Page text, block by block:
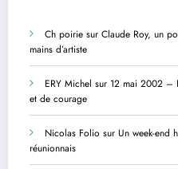
Ch poirie sur Claude Roy, un
mains d’artiste
ERY Michel sur 12 mai 2002 –
et de courage
Nicolas Folio sur Un week-end
réunionnais